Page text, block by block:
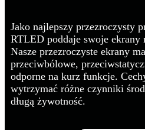
Jako najlepszy przezroczysty
RTLED poddaje swoje ekrany
Nasze przezroczyste ekrany
przeciwbólowe,
odporne na kurz funkcje.
wytrzymać różne czynniki
długą żywotność.